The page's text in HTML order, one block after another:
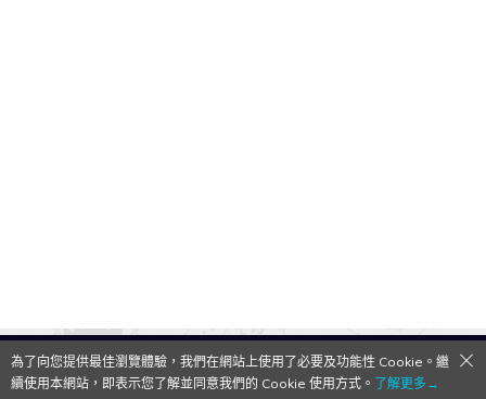
QooApp Limited © 2026
為了向您提供最佳瀏覽體驗，我們在網站上使用了必要及功能性 Cookie。繼
續使用本網站，即表示您了解並同意我們的 Cookie 使用方式。 了解更多→